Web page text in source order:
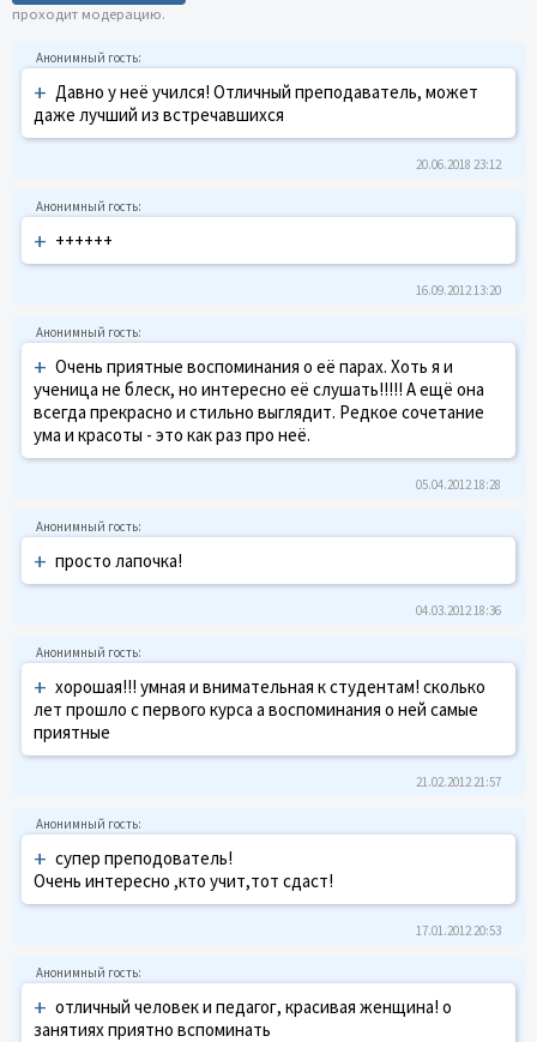
проходит модерацию.
+ Давно у неё учился! Отличный преподаватель, может
даже лучший из встречавшихся
20.06.2018 23:12
+ ++++++
16.09.2012 13:20
+ Очень приятные воспоминания о её парах. Хоть я и
ученица не блеск, но интересно её слушать!!!!! А ещё она
всегда прекрасно и стильно выглядит. Редкое сочетание
ума и красоты - это как раз про неё.
05.04.2012 18:28
+ просто лапочка!
04.03.2012 18:36
+ хорошая!!! умная и внимательная к студентам! сколько
лет прошло с первого курса а воспоминания о ней самые
приятные
21.02.2012 21:57
+ супер преподователь!
Очень интересно ,кто учит,тот сдаст!
17.01.2012 20:53
+ отличный человек и педагог, красивая женщина! о
занятиях приятно вспоминать